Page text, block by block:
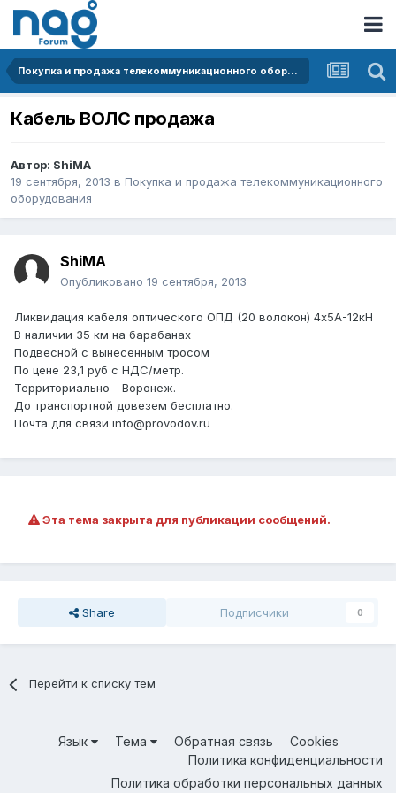
Покупка и продажа телекоммуникационного оборудования
Кабель ВОЛС продажа
Автор: ShiMA
19 сентября, 2013 в Покупка и продажа телекоммуникационного
оборудования
ShiMA
Опубликовано 19 сентября, 2013
Ликвидация кабеля оптического ОПД (20 волокон) 4х5А-12кН
В наличии 35 км на барабанах
Подвесной с вынесенным тросом
По цене 23,1 руб с НДС/метр.
Территориально - Воронеж.
До транспортной довезем бесплатно.
Почта для связи info@provodov.ru
Эта тема закрыта для публикации сообщений.
Share Подписчики 0
Перейти к списку тем
Язык Тема Обратная связь
Cookies
Политика конфиденциальности
Политика обработки персональных данных